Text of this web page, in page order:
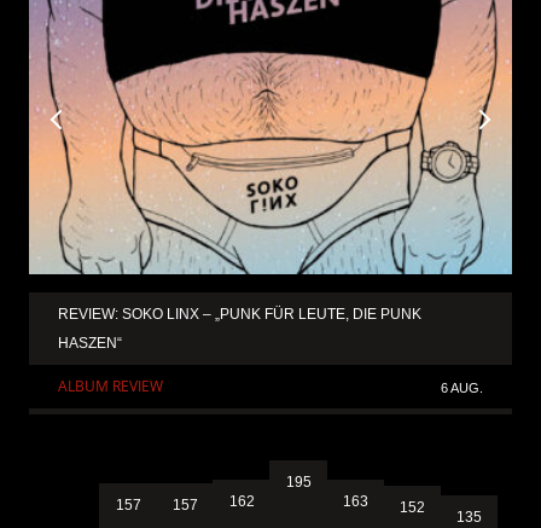
REVIEW: SOKO LINX – „PUNK FÜR LEUTE, DIE PUNK
HASZEN“
ALBUM REVIEW 6 AUG.
157 157 162
195
163 152
135